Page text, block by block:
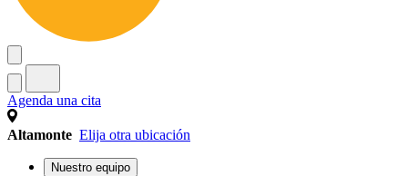
Agenda una cita
Altamonte Elija otra ubicación
Nuestro equipo